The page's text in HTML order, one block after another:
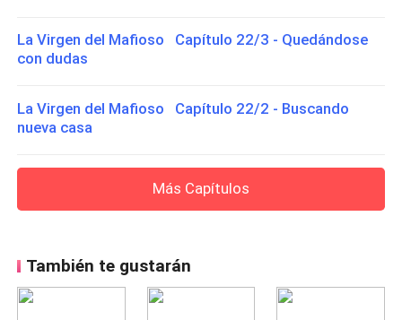
La Virgen del Mafioso Capítulo 22/3 - Quedándose
con dudas
La Virgen del Mafioso Capítulo 22/2 - Buscando
nueva casa
Más Capítulos
También te gustarán